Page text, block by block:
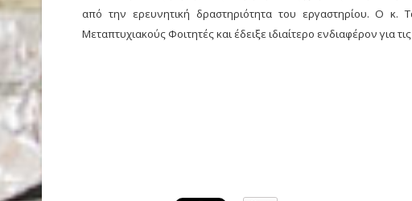
από την ερευνητική δραστηριότητα του εργαστηρίου. Ο κ.
Μεταπτυχιακούς Φοιτητές και έδειξε ιδιαίτερο ενδιαφέρον για